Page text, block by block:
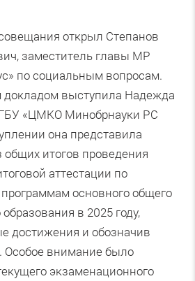
открыл Степанов
заместитель главы МР
по социальным вопросам.
выступила Надежда
«ЦМКО Минобрнауки РС
она представила
итогов проведения
аттестации по
основного общего
в 2025 году,
достижения и обозначив
внимание было
экзаменационного